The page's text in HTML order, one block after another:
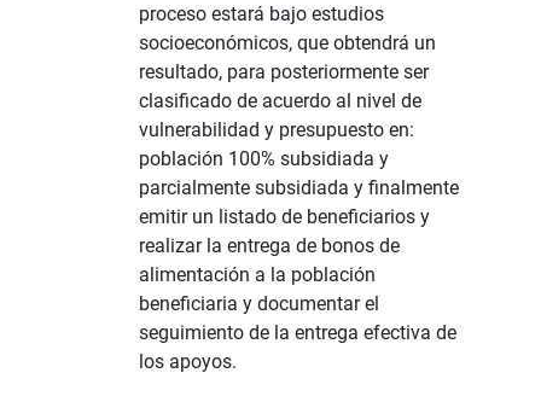
proceso estará bajo estudios
socioeconómicos, que obtendrá un
resultado, para posteriormente ser
clasificado de acuerdo al nivel de
vulnerabilidad y presupuesto en:
población 100% subsidiada y
parcialmente subsidiada y finalmente
emitir un listado de beneficiarios y
realizar la entrega de bonos de
alimentación a la población
beneficiaria y documentar el
seguimiento de la entrega efectiva de
los apoyos.